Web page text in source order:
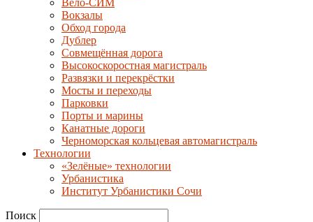
Вело-СИМ
Вокзалы
Обход города
Дублер
Совмещённая дорога
Высокоскоростная магистраль
Развязки и перекрёстки
Мосты и переходы
Парковки
Порты и марины
Канатные дороги
Черноморская кольцевая автомагистраль
Технологии
«Зелёные» технологии
Урбанистика
Институт Урбанистики Сочи
Поиск